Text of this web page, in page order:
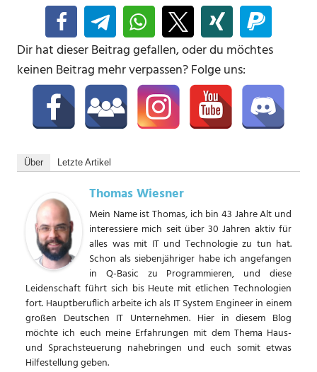
Dir hat dieser Beitrag gefallen, oder du möchtes
keinen Beitrag mehr verpassen? Folge uns:
Über Letzte Artikel
Thomas Wiesner
Mein Name ist Thomas, ich bin 43 Jahre Alt und
interessiere mich seit über 30 Jahren aktiv für
alles was mit IT und Technologie zu tun hat.
Schon als siebenjähriger habe ich angefangen
in Q-Basic zu Programmieren, und diese
Leidenschaft führt sich bis Heute mit etlichen Technologien
fort. Hauptberuflich arbeite ich als IT System Engineer in einem
großen Deutschen IT Unternehmen. Hier in diesem Blog
möchte ich euch meine Erfahrungen mit dem Thema Haus-
und Sprachsteuerung nahebringen und euch somit etwas
Hilfestellung geben.